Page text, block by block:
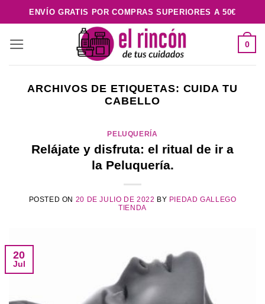
al
contenido
ENVÍO GRATIS POR COMPRAS SUPERIORES A 50€
0
ARCHIVOS DE ETIQUETAS: CUIDA TU
CABELLO
PELUQUERÍA
Relájate y disfruta: el ritual de ir a
la Peluquería.
POSTED ON 20 DE JULIO DE 2022 BY PIEDAD GALLEGO
TIENDA
20
Jul